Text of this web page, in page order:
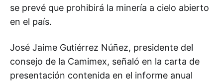
se prevé que prohibirá la minería a cielo abierto
en el país.
José Jaime Gutiérrez Núñez, presidente del
consejo de la Camimex, señaló en la carta de
presentación contenida en el informe anual